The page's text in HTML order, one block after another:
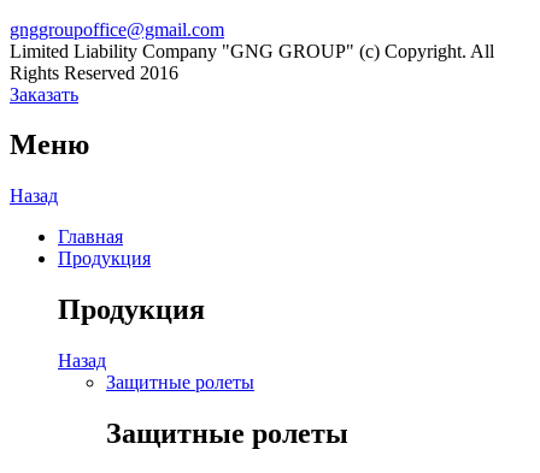
gnggroupoffice@gmail.com
Limited Liability Company "GNG GROUP" (c) Copyright. All
Rights Reserved 2016
Заказать
Меню
Назад
Главная
Продукция
Продукция
Назад
Защитные ролеты
Защитные ролеты